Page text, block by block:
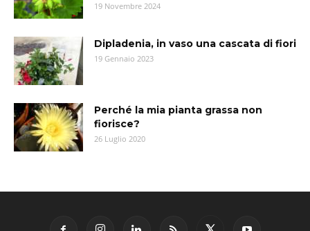
19 Novembre 2024
Dipladenia, in vaso una cascata di fiori
19 Gennaio 2023
Perché la mia pianta grassa non
fiorisce?
26 Luglio 2020